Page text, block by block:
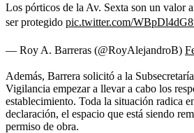
Los pórticos de la Av. Sexta son un valor
ser protegido pic.twitter.com/
— Roy A. Barreras (@RoyAlejandroB)
Además, Barrera solicitó a la
Vigilancia empezar a llevar a cabo los
establecimiento. Toda la situación radica
declaración, el espacio que está siendo
permiso de obra.